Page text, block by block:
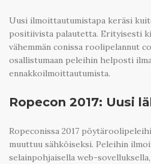
Uusi ilmoittautumistapa keräsi
positiivista palautetta. Erityisesti
vähemmän conissa roolipelannut
osallistumaan peleihin helposti
ennakkoilmoittautumista.
Ropecon 2017: Uusi
Ropeconissa 2017
muuttuu sähköiseksi. Peleihin
selainpohjaisella web-